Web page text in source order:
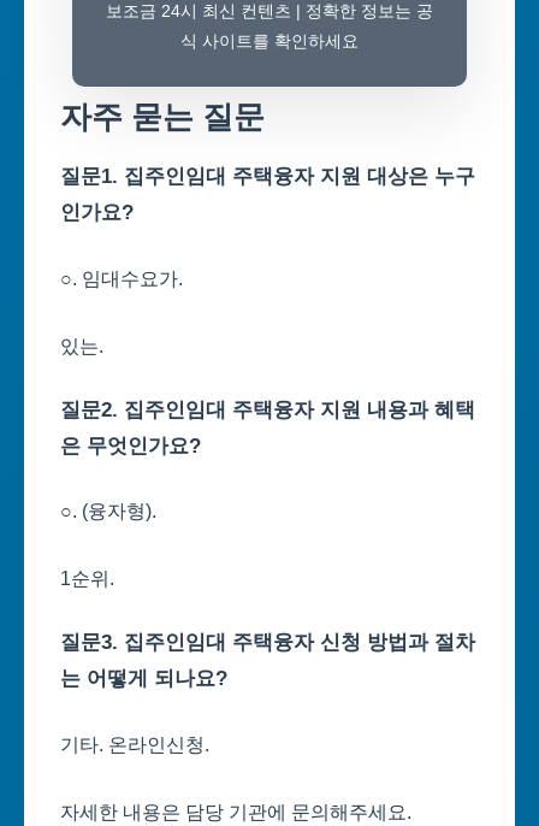
보조금 24시 최신 컨텐츠 | 정확한 정보는 공
식 사이트를 확인하세요
자주 묻는 질문
질문1. 집주인임대 주택융자 지원 대상은 누구
인가요?
○. 임대수요가.
있는.
질문2. 집주인임대 주택융자 지원 내용과 혜택
은 무엇인가요?
○. (융자형).
1순위.
질문3. 집주인임대 주택융자 신청 방법과 절차
는 어떻게 되나요?
기타. 온라인신청.
자세한 내용은 담당 기관에 문의해주세요.